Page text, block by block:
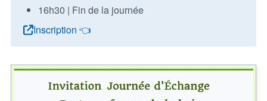
16h30 | Fin de la journée
Inscription 👈